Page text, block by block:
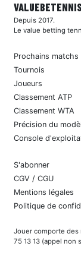
VALUEBETENNIS
Depuis 2017.
Le value betting
Prochains matchs
Tournois
Joueurs
Classement ATP
Classement WTA
Précision du
Console
S'abonner
CGV / CGU
Mentions légales
Politique de
Jouer comporte des
75 13 13 (appel non